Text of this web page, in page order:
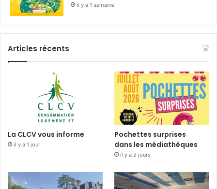
il y a 1 semaine
Articles récents
La CLCV vous informe
il y a 1 jour
Pochettes surprises
dans les médiathèques
il y a 2 jours